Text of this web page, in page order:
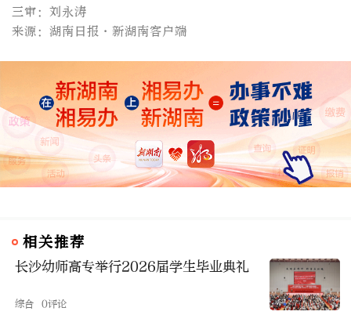
三审：刘永涛
来源：湖南日报·新湖南客户端
相关推荐
长沙幼师高专举行2026届学生毕业典礼
综合 0评论